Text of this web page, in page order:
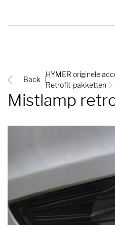
Back
HYMER originele
Retrofit-pakketten
Mistlamp